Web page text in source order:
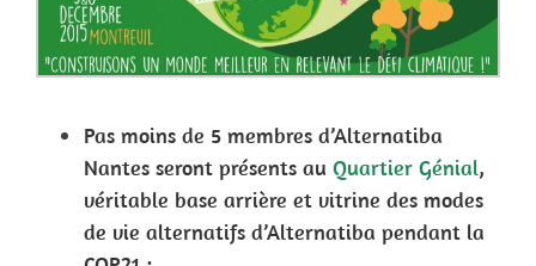
Pas moins de 5 membres d’Alternatiba
Nantes seront présents au Quartier Génial,
véritable base arrière et vitrine des modes
de vie alternatifs d’Alternatiba pendant la